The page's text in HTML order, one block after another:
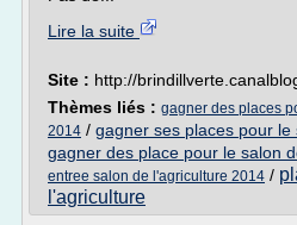
Lire la suite
Site : http://
Thèmes liés : gagner des places
2014 / gagner ses places pour
gagner des place pour le salon
entree salon de l'agriculture 2014 /
l'agriculture